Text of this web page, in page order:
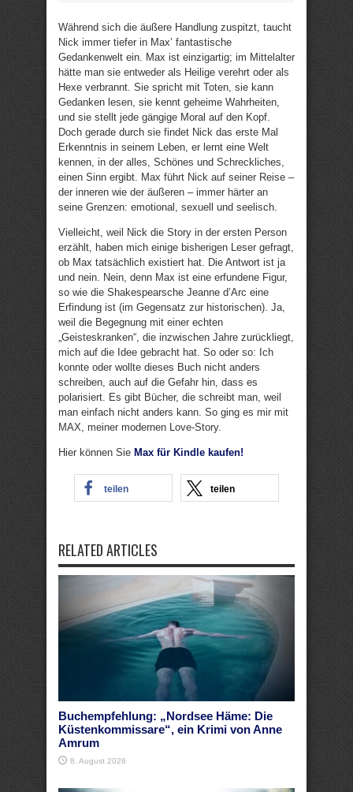
Während sich die äußere Handlung zuspitzt, taucht
Nick immer tiefer in Max’ fantastische
Gedankenwelt ein. Max ist einzigartig; im Mittelalter
hätte man sie entweder als Heilige verehrt oder als
Hexe verbrannt. Sie spricht mit Toten, sie kann
Gedanken lesen, sie kennt geheime Wahrheiten,
und sie stellt jede gängige Moral auf den Kopf.
Doch gerade durch sie findet Nick das erste Mal
Erkenntnis in seinem Leben, er lernt eine Welt
kennen, in der alles, Schönes und Schreckliches,
einen Sinn ergibt. Max führt Nick auf seiner Reise –
der inneren wie der äußeren – immer härter an
seine Grenzen: emotional, sexuell und seelisch.
Vielleicht, weil Nick die Story in der ersten Person
erzählt, haben mich einige bisherigen Leser gefragt,
ob Max tatsächlich existiert hat. Die Antwort ist ja
und nein. Nein, denn Max ist eine erfundene Figur,
so wie die Shakespearsche Jeanne d’Arc eine
Erfindung ist (im Gegensatz zur historischen). Ja,
weil die Begegnung mit einer echten
„Geisteskranken“, die inzwischen Jahre zurückliegt,
mich auf die Idee gebracht hat. So oder so: Ich
konnte oder wollte dieses Buch nicht anders
schreiben, auch auf die Gefahr hin, dass es
polarisiert. Es gibt Bücher, die schreibt man, weil
man einfach nicht anders kann. So ging es mir mit
MAX, meiner modernen Love-Story.
Hier können Sie Max für Kindle kaufen!
teilen teilen
RELATED ARTICLES
Buchempfehlung: „Nordsee Häme: Die
Küstenkommissare“, ein Krimi von Anne
Amrum
8. August 2026